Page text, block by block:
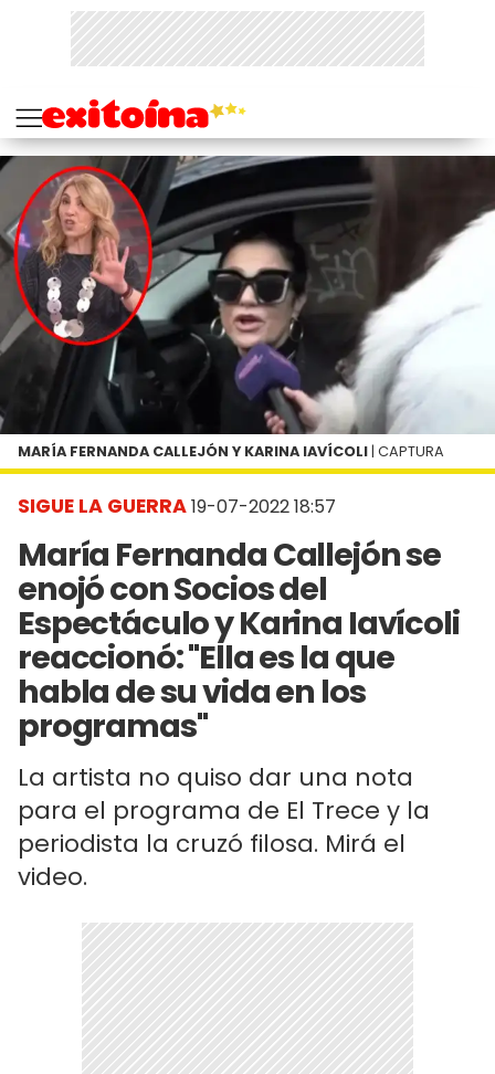
SIGUE LA GUERRA19-07-2022 18:57
María Fernanda Callejón se
enojó con Socios del
Espectáculo y Karina Iavícoli
reaccionó: "Ella es la que
habla de su vida en los
programas"
La artista no quiso dar una nota
para el programa de El Trece y la
periodista la cruzó filosa. Mirá el
video.
MARÍA FERNANDA CALLEJÓN Y KARINA IAVÍCOLI | CAPTURA